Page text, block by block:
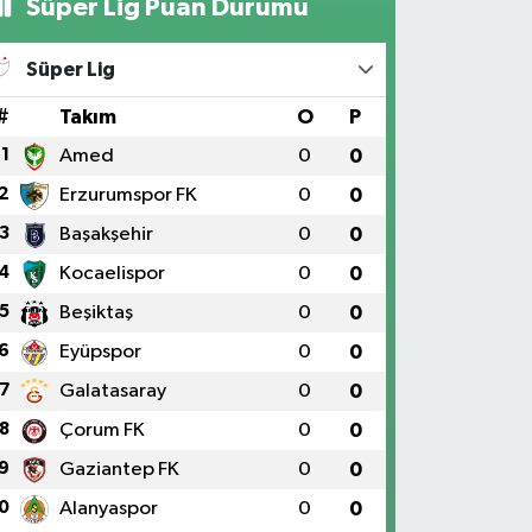
Süper Lig Puan Durumu
Süper Lig
Takım O P
1 Amed 0 0
Erzurumspor FK 0 0
3 Başakşehir 0 0
Kocaelispor 0 0
5 Beşiktaş 0 0
Eyüpspor 0 0
7 Galatasaray 0 0
8 Çorum FK 0 0
Gaziantep FK 0 0
Alanyaspor 0 0